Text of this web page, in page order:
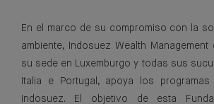
En el marco de su compromiso con la
ambiente, Indosuez Wealth
su sede en Luxemburgo y todas sus
Italia e Portugal, apoya los
Indosuez. El objetivo de esta